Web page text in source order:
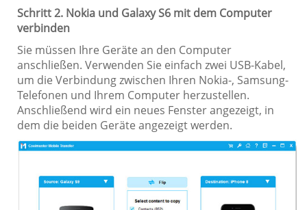
Schritt 2. Nokia und Galaxy S6 mit dem Computer
verbinden
Sie müssen Ihre Geräte an den Computer
anschließen. Verwenden Sie einfach zwei USB-Kabel,
um die Verbindung zwischen Ihren Nokia-, Samsung-
Telefonen und Ihrem Computer herzustellen.
Anschließend wird ein neues Fenster angezeigt, in
dem die beiden Geräte angezeigt werden.